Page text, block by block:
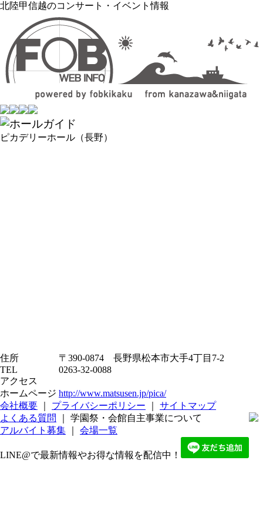
北陸甲信越のコンサート・イベント情報
ピカデリーホール（長野）
住所
〒390-0874 長野県松本市大手4丁目7-2
TEL
0263-32-0088
アクセス
ホームページ http://www.matsusen.jp/pica/
会社概要
プライバシーポリシー
サイトマップ
よくある質問
｜ 学園祭・会館自主事業について
アルバイト募集
会場一覧
LINE@で最新情報やお得な情報を配信中！